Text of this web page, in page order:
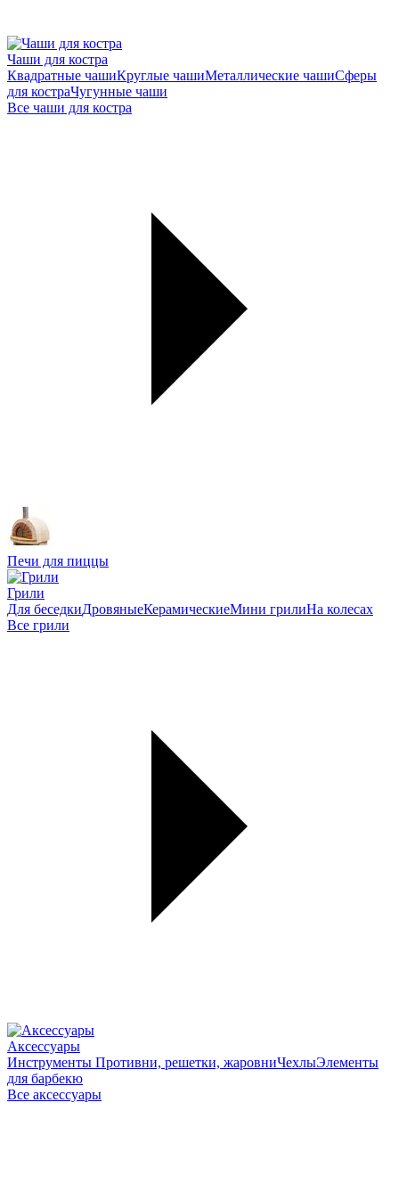
Чаши для костра
Квадратные чашиКруглые чашиМеталлические чашиСферы
для костраЧугунные чаши
Все чаши для костра
Печи для пиццы
Грили
Для беседкиДровяныеКерамическиеМини грилиНа колесах
Все грили
Аксессуары
Инструменты Противни, решетки, жаровниЧехлыЭлементы
для барбекю
Все аксессуары